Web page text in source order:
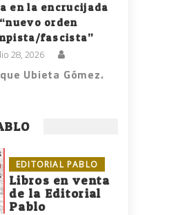
en la encrucijada
orden
fascista”
28, 2026
Ubieta Gómez.
EDITORIAL PABLO
Libros en venta
de la Editorial
Pablo